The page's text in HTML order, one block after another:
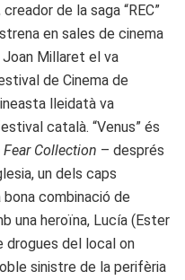
de la saga “REC”
en sales de cinema
Joan Millaret el va
de Cinema de
lleidatà va
català. “Venus” és
Fear Collection – després
un dels caps
bona combinació de
una heroïna, Lucía (Ester
drogues del local on
sinistre de la perifèria